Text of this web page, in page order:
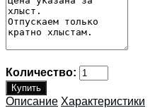
Количество:
Описание Характеристики